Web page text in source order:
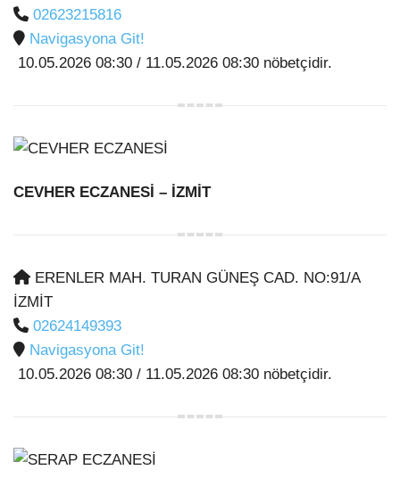
02623215816
Navigasyona Git!
10.05.2026 08:30 / 11.05.2026 08:30 nöbetçidir.
CEVHER ECZANESİ – İZMİT
ERENLER MAH. TURAN GÜNEŞ CAD. NO:91/A
İZMİT
02624149393
Navigasyona Git!
10.05.2026 08:30 / 11.05.2026 08:30 nöbetçidir.